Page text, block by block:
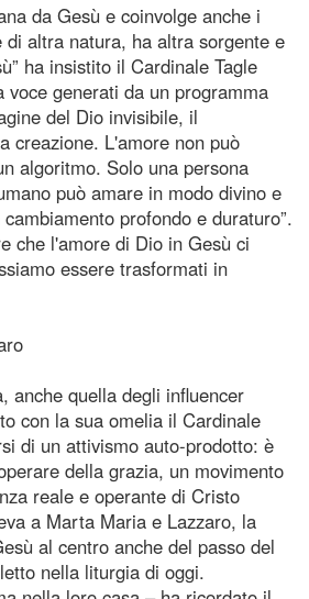
da Gesù e coinvolge anche i
di altra natura, ha altra sorgente e
ha insistito il Cardinale Tagle
voce generati da un programma
del Dio invisibile, il
creazione. L'amore non può
algoritmo. Solo una persona
può amare in modo divino e
profondo e duraturo”.
che l'amore di Dio in Gesù ci
essere trasformati in
anche quella degli influencer
con la sua omelia il Cardinale
di un attivismo auto-prodotto: è
della grazia, un movimento
reale e operante di Cristo
a Marta Maria e Lazzaro, la
al centro anche del passo del
nella liturgia di oggi.